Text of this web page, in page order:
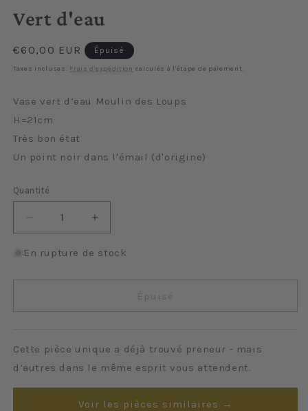
une
fenêtre
Vert d'eau
Prix
habituel
€60,00 EUR Épuisé
Taxes incluses. Frais d'expédition calculés à l'étape de paiement.
Vase vert d’eau Moulin des Loups
H=21cm
Très bon état
Un point noir dans l'émail (d'origine)
Quantité
Quantité
Réduire
la
quantité
Vert
Augmenter
la
quantité
Vert
d&#39;eau
En rupture de stock
Épuisé
Cette pièce unique a déjà trouvé preneur - mais
d’autres dans le même esprit vous attendent.
Voir les pièces similaires →